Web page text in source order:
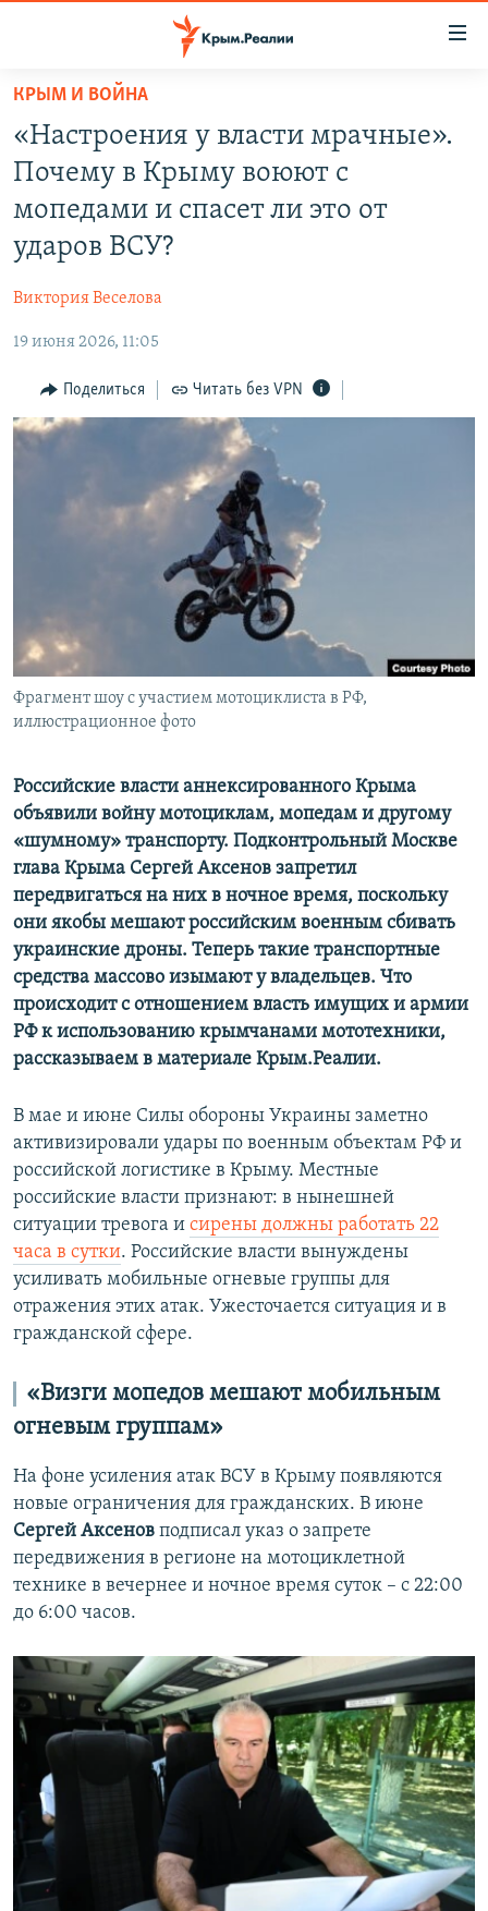
Вернуться
основному
содержанию
главной
Вернутся
СПЕЦПРОЕКТЫ
КАРТА ВОЕННЫХ ОБЪЕКТОВ КРЫМА
ИНТЕРАКТИВ
ИНФОГРАФИКА
ТЕЛЕПРОЕКТ КРЫМ.РЕАЛИИ
СОВЕТЫ ПРАВОЗАЩИТНИКОВ
ПРОПАВШИЕ БЕЗ ВЕСТИ
ПОБЕДИТЕЛЕЙ НЕ СУДЯТ?
УКРАИНСКАЯ ПРОБЛЕМА КРЫМА
РАДІО СВОБОДА
КАК ОБОЙТИ БЛОКИРОВКУ
ПРИСОЕДИНЯЙТЕСЬ!
Все сайты RFE/RL
КРЫМ И ВОЙНА
«Настроения у власти мрачные».
Почему в Крыму воюют с
мопедами и спасет ли это от
ударов ВСУ?
Виктория Веселова
19 июня 2026, 11:05
Поделиться Читать без VPN
Фрагмент шоу с участием мотоциклиста в РФ,
иллюстрационное фото
Российские власти аннексированного Крыма
объявили войну мотоциклам, мопедам и другому
«шумному» транспорту. Подконтрольный Москве
глава Крыма Сергей Аксенов запретил
передвигаться на них в ночное время, поскольку
они якобы мешают российским военным сбивать
украинские дроны. Теперь такие транспортные
средства массово изымают у владельцев. Что
происходит с отношением власть имущих и армии
РФ к использованию крымчанами мототехники,
рассказываем в материале Крым.Реалии.
В мае и июне Силы обороны Украины заметно
активизировали удары по военным объектам РФ и
российской логистике в Крыму. Местные
российские власти признают: в нынешней
ситуации тревога и сирены должны работать 22
часа в сутки. Российские власти вынуждены
усиливать мобильные огневые группы для
отражения этих атак. Ужесточается ситуация и в
гражданской сфере.
«Визги мопедов мешают мобильным
огневым группам»
На фоне усиления атак ВСУ в Крыму появляются
новые ограничения для гражданских. В июне
Сергей Аксенов подписал указ о запрете
передвижения в регионе на мотоциклетной
технике в вечернее и ночное время суток – с 22:00
до 6:00 часов.